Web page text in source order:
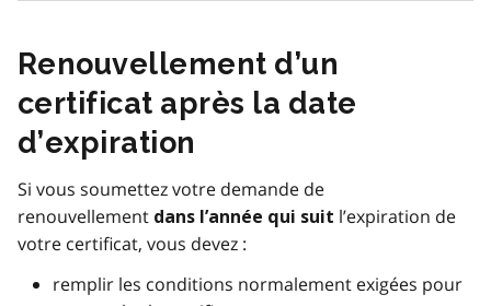
Renouvellement d’un
certificat après la date
d’expiration
Si vous soumettez votre demande de
renouvellement dans l’année qui suit l’expiration de
votre certificat, vous devez :
remplir les conditions normalement exigées pour